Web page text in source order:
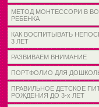
МЕТОД МОНТЕССОРИ В
РЕБЕНКА
КАК ВОСПИТЫВАТЬ
3 ЛЕТ
РАЗВИВАЕМ ВНИМАНИЕ
ПОРТФОЛИО ДЛЯ
ПРАВИЛЬНОЕ ДЕТСКОЕ
РОЖДЕНИЯ ДО 3-х ЛЕТ